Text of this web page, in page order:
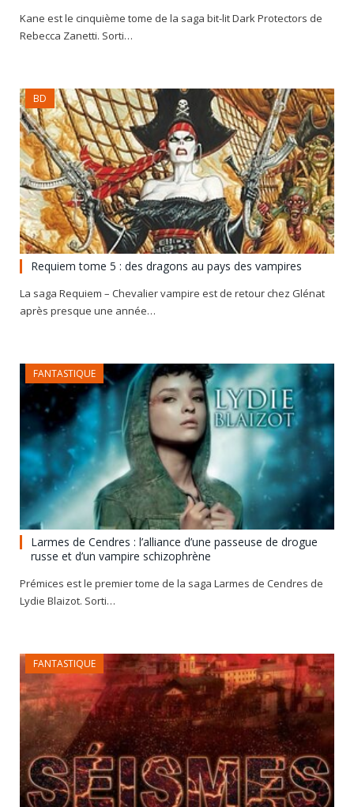
Kane est le cinquième tome de la saga bit-lit Dark Protectors de
Rebecca Zanetti. Sorti…
BD
Requiem tome 5 : des dragons au pays des vampires
La saga Requiem – Chevalier vampire est de retour chez Glénat
après presque une année…
FANTASTIQUE
Larmes de Cendres : l’alliance d’une passeuse de drogue
russe et d’un vampire schizophrène
Prémices est le premier tome de la saga Larmes de Cendres de
Lydie Blaizot. Sorti…
FANTASTIQUE